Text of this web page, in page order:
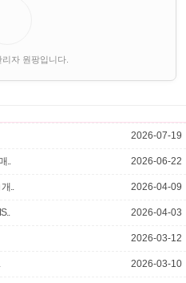
자 원팡입니다.
2026-07-19
.. 2026-06-22
.. 2026-04-09
2026-04-03
2026-03-12
2026-03-10